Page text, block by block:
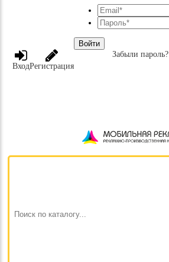
ВходРегистрация
Войти
Забыли пароль?